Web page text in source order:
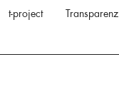
t-project Transparenz